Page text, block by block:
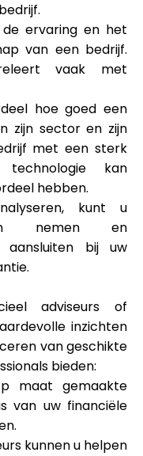
ervaring en het
van een bedrijf.
vaak met
hoe goed een
zijn sector en zijn
met een sterk
kan
hebben.
kunt u
nemen en
aansluiten bij uw
adviseurs of
inzichten
van geschikte
bieden:
maat gemaakte
van uw financiële
kunnen u helpen